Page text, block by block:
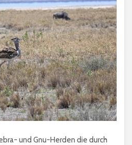
und Gnu-Herden die durch